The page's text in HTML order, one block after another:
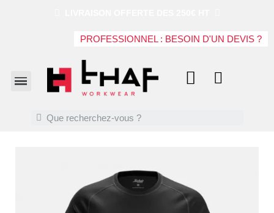
PROFESSIONNEL : BESOIN D'UN DEVIS ?